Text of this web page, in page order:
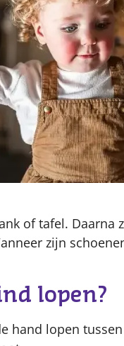
of tafel. Daarna
zijn
lopen?
hand lopen